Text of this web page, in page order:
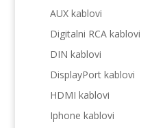
AUX kablovi
Digitalni RCA kablovi
DIN kablovi
DisplayPort kablovi
HDMI kablovi
Iphone kablovi